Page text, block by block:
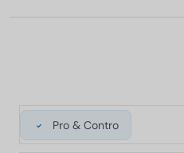
Pro & Contro